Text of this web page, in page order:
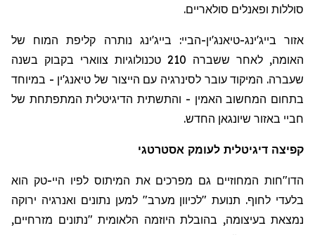
סוללות ופאנלים סולאריים.
אזור בייג'ינג-טיאנג'ין-הביי: בייג'ינג נותרה קליפת המוח של
האומה, לאחר ששברה 210 טכנולוגיות צווארי בקבוק בשנה
שעברה. המיקוד עובר לסינרגיה עם הייצור של טיאנג'ין - במיוחד
בתחום המחשוב האמין - והתשתית הדיגיטלית המתפתחת של
חביי באזור שיונגאן החדש.
קפיצה דיגיטלית לעומק אסטרטגי
הדו"חות המחוזיים גם מפרכים את המיתוס לפיו היי-טק הוא
בלעדי לחוף. תנועת "לכיוון מערב" למען נתונים ואנרגיה ירוקה
נמצאת בעיצומה, בהובלת היוזמה הלאומית "נתונים מזרחיים,